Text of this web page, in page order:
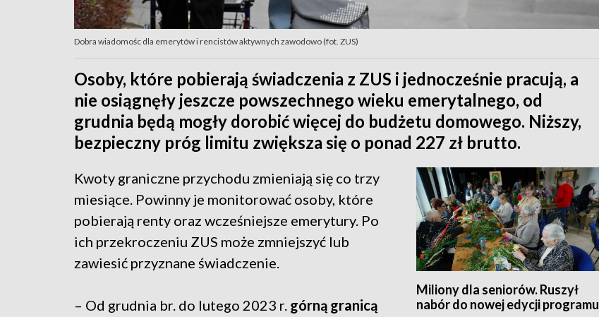
Dobra wiadomośc dla emerytów i rencistów aktywnych zawodowo (fot. ZUS)
Osoby, które pobierają świadczenia z ZUS i jednocześnie pracują, a
nie osiągnęły jeszcze powszechnego wieku emerytalnego, od
grudnia będą mogły dorobić więcej do budżetu domowego. Niższy,
bezpieczny próg limitu zwiększa się o ponad 227 zł brutto.
Miliony dla seniorów. Ruszył
nabór do nowej edycji programu
Kwoty graniczne przychodu zmieniają się co trzy
miesiące. Powinny je monitorować osoby, które
pobierają renty oraz wcześniejsze emerytury. Po
ich przekroczeniu ZUS może zmniejszyć lub
zawiesić przyznane świadczenie.
– Od grudnia br. do lutego 2023 r. górną granicą